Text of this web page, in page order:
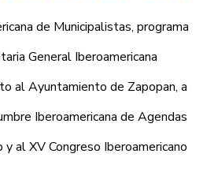
de Municipalistas, programa
General Iberoamericana
al Ayuntamiento de Zapopan, a
Iberoamericana de Agendas
y al XV Congreso Iberoamericano